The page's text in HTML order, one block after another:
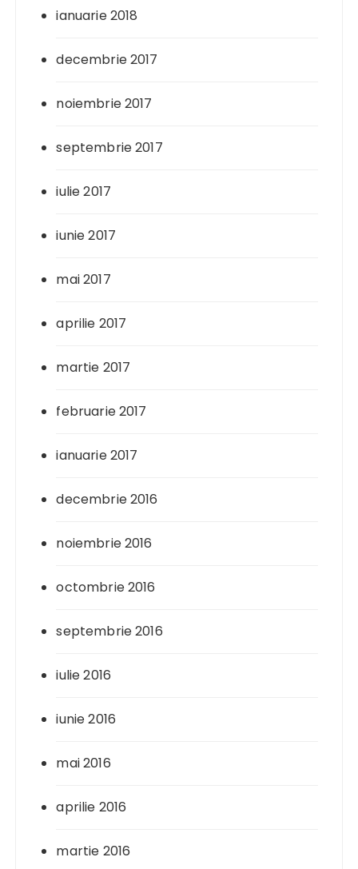
ianuarie 2018
decembrie 2017
noiembrie 2017
septembrie 2017
iulie 2017
iunie 2017
mai 2017
aprilie 2017
martie 2017
februarie 2017
ianuarie 2017
decembrie 2016
noiembrie 2016
octombrie 2016
septembrie 2016
iulie 2016
iunie 2016
mai 2016
aprilie 2016
martie 2016